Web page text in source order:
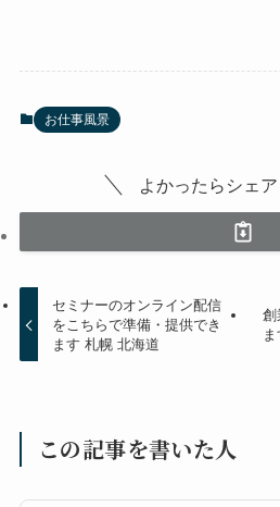
お仕事風景
よかったらシェア
セミナーのオンライン配信
をこちらで準備・提供でき
ます 札幌 北海道
創
ま
この記事を書いた人